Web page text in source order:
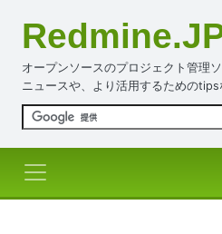
オープンソースのプロジェクト管理
ニュースや、より活用するための